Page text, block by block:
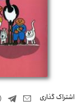
اشتراک‌ گذاری